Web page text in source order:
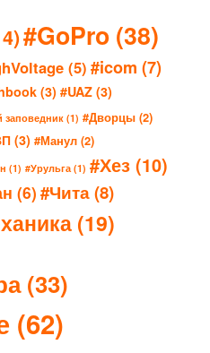
#GoPro (38)
(5) #icom (7)
(3) #UAZ (3)
заповедник (1) #Дворцы (2)
(3) #Манул (2)
(1) #Урульга(1) #Хез (10)
(6) #Чита(8)
(19)
(33)
(62)